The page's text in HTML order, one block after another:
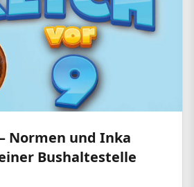
Normen und Inka
Bushaltestelle